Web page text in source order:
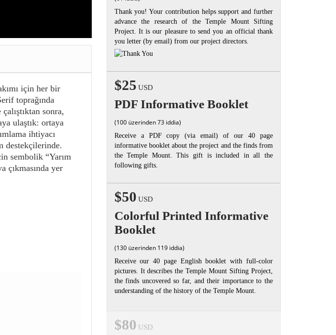
için her bir
toprağında
sonra,
ulaştık: ortaya
ihtiyacı
destekçilerinde.
sembolik “Yarım
çıkmasında yer
Thank you! Your contribution helps support and further
advance the research of the Temple Mount Sifting
Project. It is our pleasure to send you an official thank
you letter (by email) from our project directors.
$25 USD
PDF Informative Booklet
(100 üzerinden 73 iddia)
Receive a PDF copy (via email) of our 40 page
informative booklet about the project and the finds from
the Temple Mount. This gift is included in all the
following gifts.
$50 USD
Colorful Printed Informative
Booklet
(130 üzerinden 119 iddia)
Receive our 40 page English booklet with full-color
pictures. It describes the Temple Mount Sifting Project,
the finds uncovered so far, and their importance to the
understanding of the history of the Temple Mount.
$80 USD